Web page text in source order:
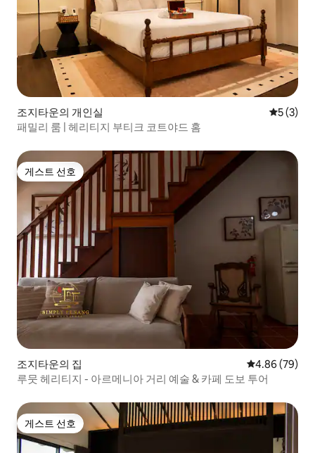
조지타운의 개인실 평점 5점
5 (3)
패밀리 룸 | 헤리티지 부티크 코트야드 홈
게스트 선호
게스트 선호
조지타운의 집 평점 4.86점(5
4.86 (79)
루뭇 헤리티지 - 아르메니아 거리 예술 & 카페 도보 투어
게스트 선호
게스트 선호